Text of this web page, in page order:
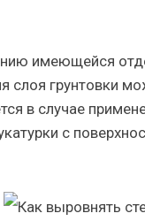
имеющейся
слоя грунтовки
в случае
с